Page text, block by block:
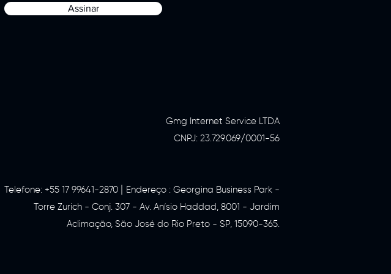
Assinar
Gmg Internet Service LTDA
CNPJ: 23.729.069/0001-56
Telefone: +55 17 99641-2870
Endereço : Georgina Business Park -
Torre Zurich - Conj. 307 - Av. Anísio Haddad, 8001 - Jardim
Aclimação, São José do Rio Preto - SP, 15090-365.